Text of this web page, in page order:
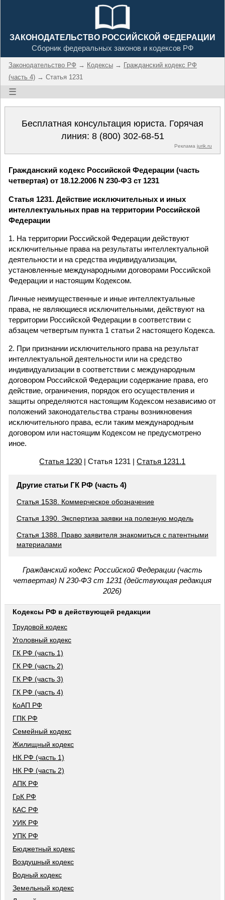
ЗАКОНОДАТЕЛЬСТВО РОССИЙСКОЙ ФЕДЕРАЦИИ
Сборник федеральных законов и кодексов РФ
Законодательство РФ → Кодексы → Гражданский кодекс РФ
(часть 4) → Статья 1231
☰
Бесплатная консультация юриста. Горячая
линия: 8 (800) 302-68-51
Реклама jurik.ru
Гражданский кодекс Российской Федерации (часть
четвертая) от 18.12.2006 N 230-ФЗ ст 1231
Статья 1231. Действие исключительных и иных
интеллектуальных прав на территории Российской
Федерации
1. На территории Российской Федерации действуют
исключительные права на результаты интеллектуальной
деятельности и на средства индивидуализации,
установленные международными договорами Российской
Федерации и настоящим Кодексом.
Личные неимущественные и иные интеллектуальные
права, не являющиеся исключительными, действуют на
территории Российской Федерации в соответствии с
абзацем четвертым пункта 1 статьи 2 настоящего Кодекса.
2. При признании исключительного права на результат
интеллектуальной деятельности или на средство
индивидуализации в соответствии с международным
договором Российской Федерации содержание права, его
действие, ограничения, порядок его осуществления и
защиты определяются настоящим Кодексом независимо от
положений законодательства страны возникновения
исключительного права, если таким международным
договором или настоящим Кодексом не предусмотрено
иное.
Статья 1230 | Статья 1231 |Статья 1231.1
Другие статьи ГК РФ (часть 4)
Статья 1538. Коммерческое обозначение
Статья 1390. Экспертиза заявки на полезную модель
Статья 1388. Право заявителя знакомиться с патентными
материалами
Гражданский кодекс Российской Федерации (часть
четвертая) N 230-ФЗ ст 1231 (действующая редакция
2026)
Кодексы РФ в действующей редакции
Трудовой кодекс
Уголовный кодекс
ГК РФ (часть 1)
ГК РФ (часть 2)
ГК РФ (часть 3)
ГК РФ (часть 4)
КоАП РФ
ГПК РФ
Семейный кодекс
Жилищный кодекс
НК РФ (часть 1)
НК РФ (часть 2)
АПК РФ
ГрК РФ
КАС РФ
УИК РФ
УПК РФ
Бюджетный кодекс
Воздушный кодекс
Водный кодекс
Земельный кодекс